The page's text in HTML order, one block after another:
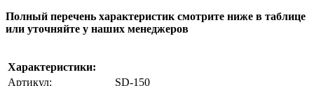
Полный перечень характеристик смотрите ниже в таблице
или уточняйте у наших менеджеров
Характеристики:
Артикул:
SD-150